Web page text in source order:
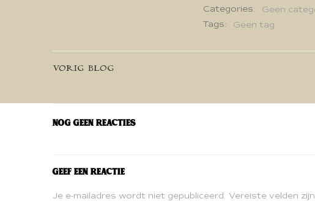
Categories:
Geen
Tags:
Geen tag
Bericht
navigatie
VORIG BLOG
Nog geen reacties
Geef een reactie
Je e-mailadres wordt niet gepubliceerd. Vereiste velden